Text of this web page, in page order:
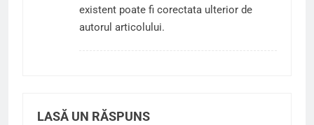
existent poate fi corectata ulterior de
autorul articolului.
LASĂ UN RĂSPUNS